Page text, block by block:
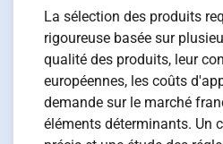
La sélection des produits
rigoureuse basée sur
qualité des produits, leur
européennes, les coûts
demande sur le marché
éléments déterminants. Un